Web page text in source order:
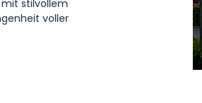
mit stilvollem
voller